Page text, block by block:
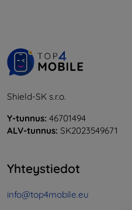
Shield-SK s.r.o.
Y-tunnus: 46701494
ALV-tunnus: SK2023549671
Yhteystiedot
info@top4mobile.eu